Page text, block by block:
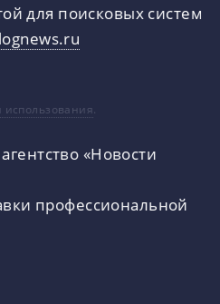
для поисковых систем
использования.
«Новости
профессиональной